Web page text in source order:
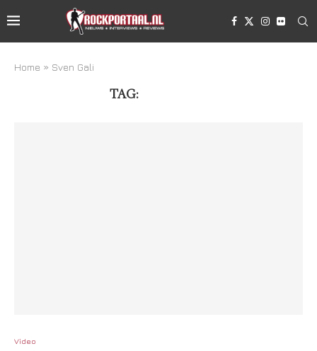
Home » Sven Gali
TAG:
Video